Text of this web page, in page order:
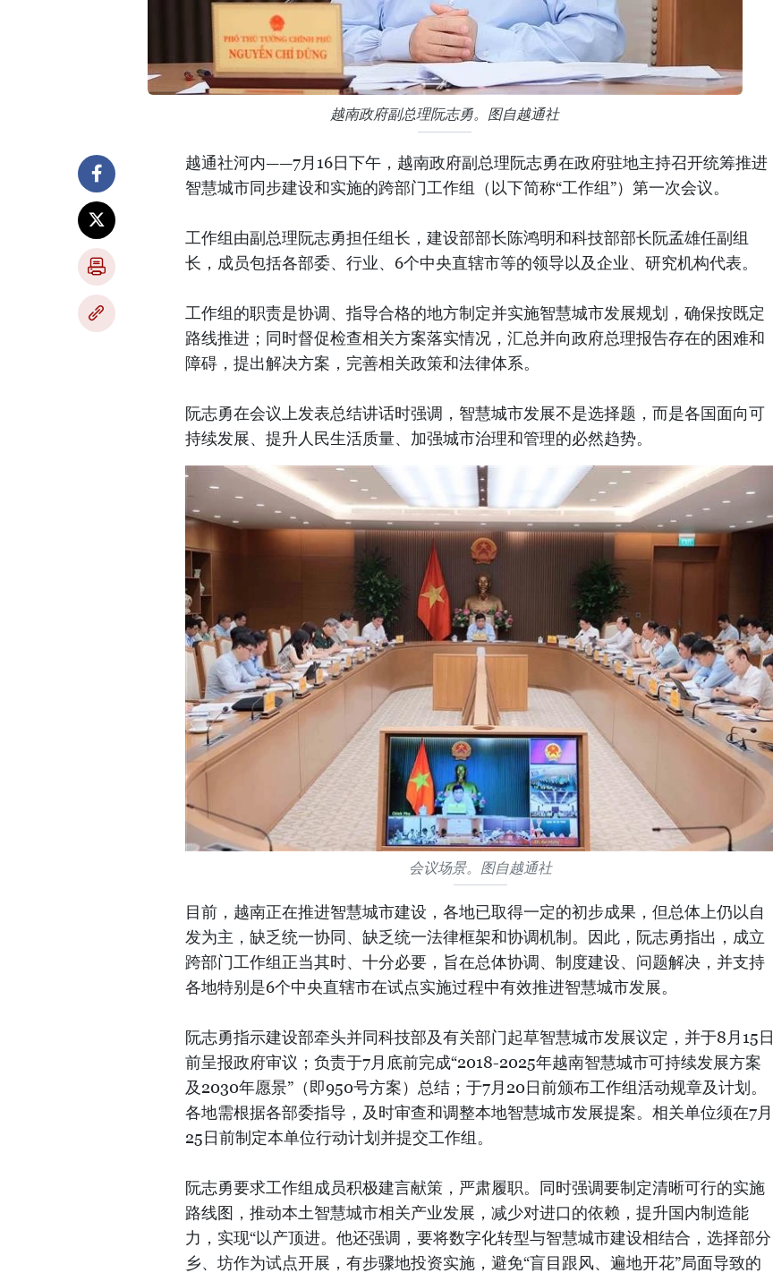
越南政府副总理阮志勇。图自越通社
越通社河内——7月16日下午，越南政府副总理阮志勇在政府驻地主持召开统筹推进
智慧城市同步建设和实施的跨部门工作组（以下简称“工作组”）第一次会议。
工作组由副总理阮志勇担任组长，建设部部长陈鸿明和科技部部长阮孟雄任副组
长，成员包括各部委、行业、6个中央直辖市等的领导以及企业、研究机构代表。
工作组的职责是协调、指导合格的地方制定并实施智慧城市发展规划，确保按既定
路线推进；同时督促检查相关方案落实情况，汇总并向政府总理报告存在的困难和
障碍，提出解决方案，完善相关政策和法律体系。
阮志勇在会议上发表总结讲话时强调，智慧城市发展不是选择题，而是各国面向可
持续发展、提升人民生活质量、加强城市治理和管理的必然趋势。
会议场景。图自越通社
目前，越南正在推进智慧城市建设，各地已取得一定的初步成果，但总体上仍以自
发为主，缺乏统一协同、缺乏统一法律框架和协调机制。因此，阮志勇指出，成立
跨部门工作组正当其时、十分必要，旨在总体协调、制度建设、问题解决，并支持
各地特别是6个中央直辖市在试点实施过程中有效推进智慧城市发展。
阮志勇指示建设部牵头并同科技部及有关部门起草智慧城市发展议定，并于8月15日
前呈报政府审议；负责于7月底前完成“2018-2025年越南智慧城市可持续发展方案
及2030年愿景”（即950号方案）总结；于7月20日前颁布工作组活动规章及计划。
各地需根据各部委指导，及时审查和调整本地智慧城市发展提案。相关单位须在7月
25日前制定本单位行动计划并提交工作组。
阮志勇要求工作组成员积极建言献策，严肃履职。同时强调要制定清晰可行的实施
路线图，推动本土智慧城市相关产业发展，减少对进口的依赖，提升国内制造能
力，实现“以产顶进。他还强调，要将数字化转型与智慧城市建设相结合，选择部分
乡、坊作为试点开展，有步骤地投资实施，避免“盲目跟风、遍地开花”局面导致的